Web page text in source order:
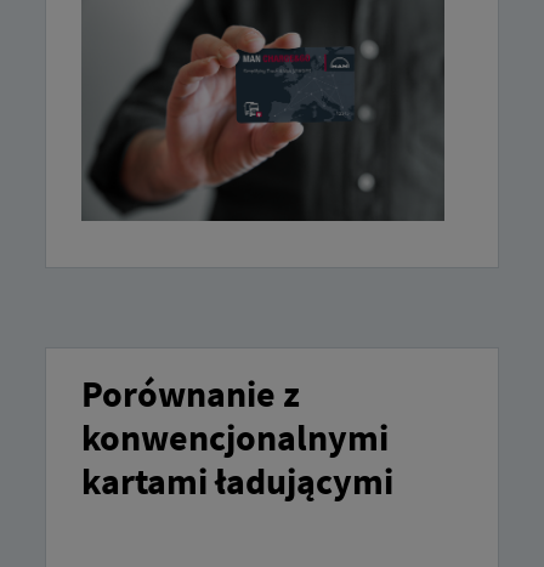
Porównanie z
konwencjonalnymi
kartami ładującymi